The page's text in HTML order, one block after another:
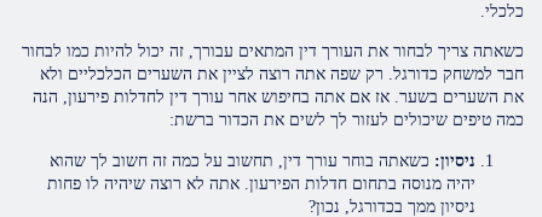
כלכלי.
כשאתה צריך לבחור את העורך דין המתאים עבורך, זה יכול להיות כמו לבחור
חבר למשחק כדורגל. רק שפה אתה רוצה לציין את השערים הכלכליים ולא
את השערים בשער. אז אם אתה בחיפוש אחר עורך דין לחדלות פירעון, הנה
כמה טיפים שיכולים לעזור לך לשים את הכדור ברשת:
ניסיון: כשאתה בוחר עורך דין, תחשוב על כמה זה חשוב לך שהוא
יהיה מנוסה בתחום חדלות הפירעון. אתה לא רוצה שיהיה לו פחות
ניסיון ממך בכדורגל, נכון?